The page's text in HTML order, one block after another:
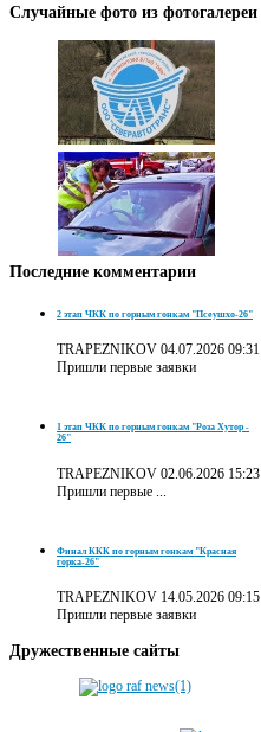
Случайные фото из фотогалереи
Последние комментарии
2 этап ЧКК по горным гонкам "Псеушхо-26"
TRAPEZNIKOV 04.07.2026 09:31
Пришли первые заявки
1 этап ЧКК по горным гонкам "Роза Хутор -
26"
TRAPEZNIKOV 02.06.2026 15:23
Пришли первые ...
Финал ККК по горным гонкам "Красная
горка-26"
TRAPEZNIKOV 14.05.2026 09:15
Пришли первые заявки
Дружественные сайты